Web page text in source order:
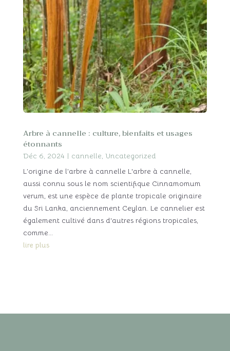
Arbre à cannelle : culture, bienfaits et usages
étonnants
Déc 6, 2024 | cannelle, Uncategorized
L’origine de l’arbre à cannelle L'arbre à cannelle,
aussi connu sous le nom scientifique Cinnamomum
verum, est une espèce de plante tropicale originaire
du Sri Lanka, anciennement Ceylan. Le cannelier est
également cultivé dans d'autres régions tropicales,
comme...
lire plus